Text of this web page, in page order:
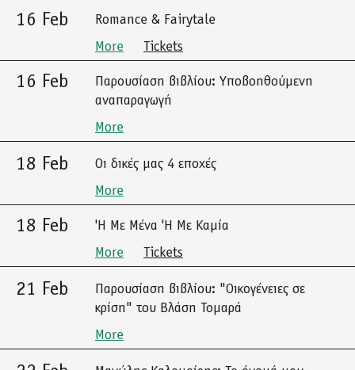
16 Feb
Romance & Fairytale
More
Tickets
16 Feb
Παρουσίαση βιβλίου: Υποβοηθούμενη
αναπαραγωγή
More
18 Feb
Οι δικές μας 4 εποχές
More
18 Feb
'Η Με Μένα 'Η Με Καμία
More
Tickets
21 Feb
Παρουσίαση βιβλίου: "Οικογένειες σε
κρίση" του Βλάση Τομαρά
More